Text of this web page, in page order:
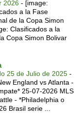
2026 - [image:
a la Fase
de la Copa Simon
Clasificados a la
Copa Simon Bolivar
25 de Julio de 2025 -
England vs Atlanta -
25-07-2026 MLS
- *Philadelphia o
Brasil serie ...